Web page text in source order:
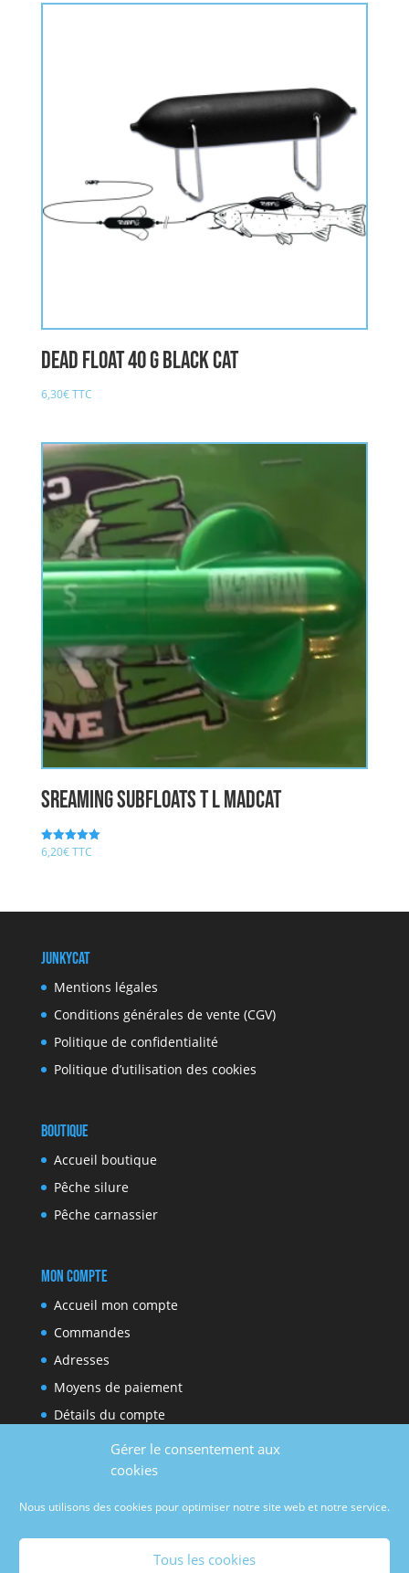
Gérer le consentement aux
cookies
Nous utilisons des cookies pour optimiser notre site web et notre service.
Tous les cookies
DEAD FLOAT 40 g BLACK CAT
6,30€TTC
Sreaming Subfloats T L MADCAT
Note
5.00
6,20€TTC
JunkyCat
Mentions légales
Conditions générales de vente (CGV)
Politique de confidentialité
Politique d’utilisation des cookies
Boutique
Accueil boutique
Pêche silure
Pêche carnassier
Mon compte
Accueil mon compte
Commandes
Adresses
Moyens de paiement
Détails du compte
Réseaux sociaux
Facebook Youtube